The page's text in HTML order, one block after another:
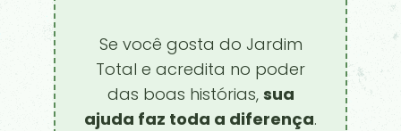
Se você gosta do Jardim
Total e acredita no poder
das boas histórias, sua
ajuda faz toda a diferença.